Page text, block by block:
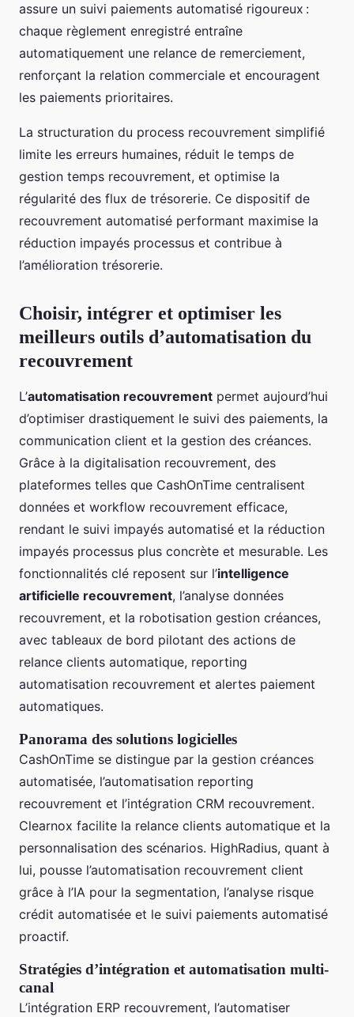
assure un suivi paiements automatisé rigoureux :
chaque règlement enregistré entraîne
automatiquement une relance de remerciement,
renforçant la relation commerciale et encouragent
les paiements prioritaires.
La structuration du process recouvrement simplifié
limite les erreurs humaines, réduit le temps de
gestion temps recouvrement, et optimise la
régularité des flux de trésorerie. Ce dispositif de
recouvrement automatisé performant maximise la
réduction impayés processus et contribue à
l’amélioration trésorerie.
Choisir, intégrer et optimiser les
meilleurs outils d’automatisation du
recouvrement
L’automatisation recouvrement permet aujourd’hui
d’optimiser drastiquement le suivi des paiements, la
communication client et la gestion des créances.
Grâce à la digitalisation recouvrement, des
plateformes telles que CashOnTime centralisent
données et workflow recouvrement efficace,
rendant le suivi impayés automatisé et la réduction
impayés processus plus concrète et mesurable. Les
fonctionnalités clé reposent sur l’intelligence
artificielle recouvrement, l’analyse données
recouvrement, et la robotisation gestion créances,
avec tableaux de bord pilotant des actions de
relance clients automatique, reporting
automatisation recouvrement et alertes paiement
automatiques.
Panorama des solutions logicielles
CashOnTime se distingue par la gestion créances
automatisée, l’automatisation reporting
recouvrement et l’intégration CRM recouvrement.
Clearnox facilite la relance clients automatique et la
personnalisation des scénarios. HighRadius, quant à
lui, pousse l’automatisation recouvrement client
grâce à l’IA pour la segmentation, l’analyse risque
crédit automatisée et le suivi paiements automatisé
proactif.
Stratégies d’intégration et automatisation multi-
canal
L’intégration ERP recouvrement, l’automatiser